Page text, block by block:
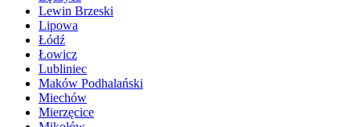
Lewin Brzeski
Lipowa
Łódź
Łowicz
Lubliniec
Maków Podhalański
Miechów
Mierzęcice